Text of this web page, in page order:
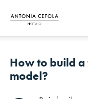
How to build
model?